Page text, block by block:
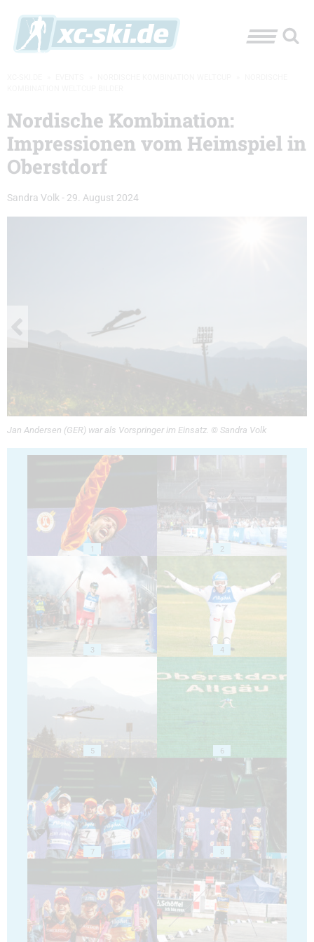
Nordische Kombination:
Impressionen vom Heimspiel in
Oberstdorf
Sandra Volk- 29. August 2024
Jan Andersen (GER) war als Vorspringer im Einsatz. © Sandra Volk
1 2
3 4
5 6
7 8